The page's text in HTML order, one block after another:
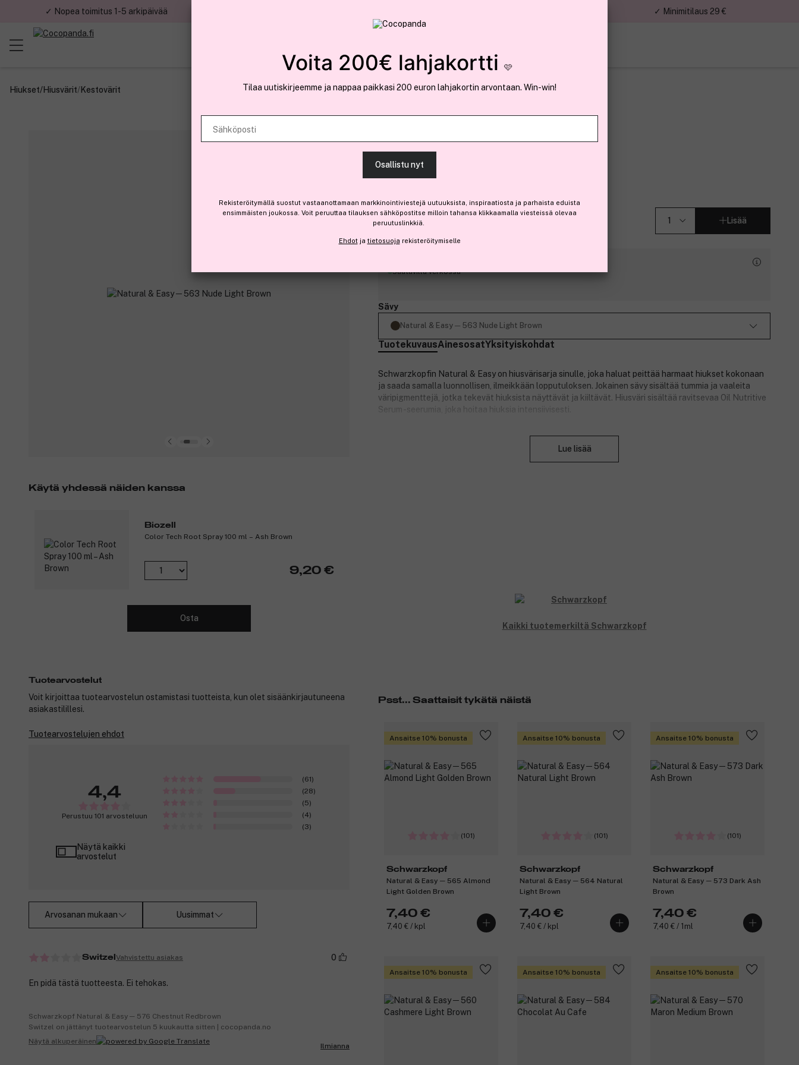
✓ Nopea toimitus 1-5 arkipäivää ✓ Minimitilaus 29 €
Hiukset/Hiusvärit/Kestovärit
Schwarzkopf
Natural & Easy ─ 563 Nude Light Brown
7,40 € Lisää
Saatavilla verkossa
Sävy
Natural & Easy ─ 563 Nude Light Brown
TuotekuvausAinesosatYksityiskohdat
Schwarzkopfin Natural & Easy on hiusvärisarja sinulle, joka haluat peittää harmaat hiukset kokonaan
ja saada samalla luonnollisen, ilmeikkään lopputuloksen. Jokainen sävy sisältää tummia ja vaaleita
väripigmenttejä, jotka tekevät hiuksista näyttävät ja kiiltävät. Hiusväri sisältää ravitsevaa Oil Nutritive
Serum -seerumia, joka hoitaa hiuksia intensiivisesti.
Lue lisää
Käytä yhdessä näiden kanssa
Biozell
Color Tech Root Spray 100 ml – Ash Brown
9,20 €
Osta
Kaikki tuotemerkiltä Schwarzkopf
Psst... Saattaisit tykätä näistä
Ansaitse 10% bonusta
(101)
Schwarzkopf
Natural & Easy ─ 565 Almond
Light Golden Brown
7,40 €
7,40 € / kpl
Ansaitse 10% bonusta
(101)
Schwarzkopf
Natural & Easy ─ 564 Natural
Light Brown
7,40 €
7,40 € / kpl
Ansaitse 10% bonusta
(101)
Schwarzkopf
Natural & Easy ─ 573 Dark Ash
Brown
7,40 €
7,40 € / 1ml
Ansaitse 10% bonusta Ansaitse 10% bonusta Ansaitse 10% bonusta
Tuotearvostelut
Voit kirjoittaa tuotearvostelun ostamistasi tuotteista, kun olet sisäänkirjautuneena
asiakastilillesi.
Tuotearvostelujen ehdot
4,4
Perustuu 101 arvosteluun
(61)
(28)
(5)
(4)
(3)
Näytä kaikki
arvostelut
Arvosanan mukaan Uusimmat
Switzel Vahvistettu asiakas 0
En pidä tästä tuotteesta. Ei tehokas.
Schwarzkopf Natural & Easy ─ 576 Chestnut Redbrown
Switzel on jättänyt tuotearvostelun 5 kuukautta sitten | cocopanda.no
Näytä alkuperäinen
Ilmianna
Voita 200€ lahjakortti 🩷
Tilaa uutiskirjeemme ja nappaa paikkasi 200 euron lahjakortin arvontaan. Win-win!
Sähköposti
Osallistu nyt
Rekisteröitymällä suostut vastaanottamaan markkinointiviestejä uutuuksista, inspiraatiosta ja parhaista eduista
ensimmäisten joukossa. Voit peruuttaa tilauksen sähköpostitse milloin tahansa klikkaamalla viesteissä olevaa
peruutuslinkkiä.
Ehdotja tietosuoja rekisteröitymiselle